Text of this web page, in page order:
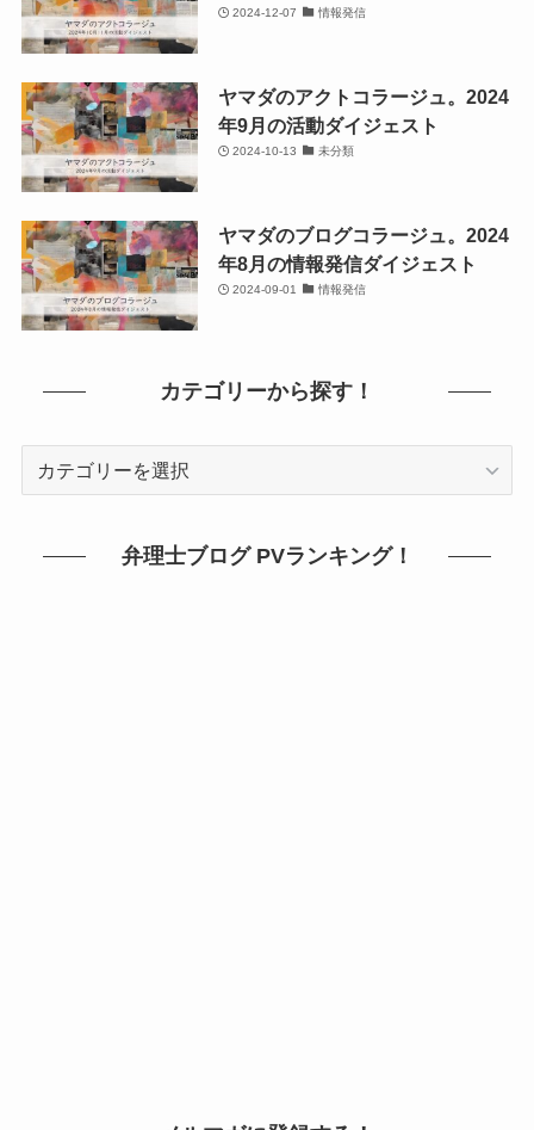
2024-12-07 情報発信
ヤマダのアクトコラージュ。2024
年9月の活動ダイジェスト
2024-10-13 未分類
ヤマダのブログコラージュ。2024
年8月の情報発信ダイジェスト
2024-09-01 情報発信
カテゴリーから探す！
弁理士ブログ PVランキング！